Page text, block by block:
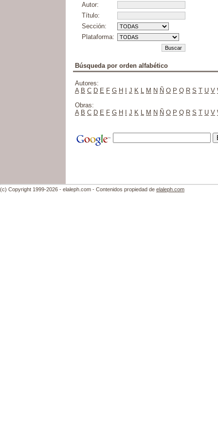
Autor:
Título:
Sección:
Plataforma:
Búsqueda por orden alfabético
Autores:
A B C D E F G H I J K L M N Ñ O P Q R S T U V
Obras:
A B C D E F G H I J K L M N Ñ O P Q R S T U V
(c) Copyright 1999-2026 - elaleph.com - Contenidos propiedad de elaleph.com